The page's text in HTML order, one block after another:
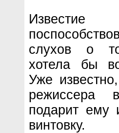
слухов о
хотела бы
Уже
подарит ему
винтовку.